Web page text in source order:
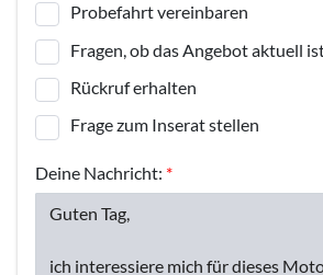
Probefahrt vereinbaren
Fragen, ob das Angebot aktuell
Rückruf erhalten
Frage zum Inserat stellen
Deine Nachricht: *